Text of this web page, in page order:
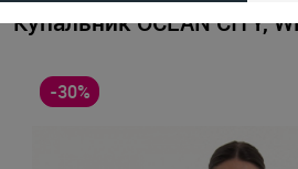
Купальник OCEAN CITY,
-30%